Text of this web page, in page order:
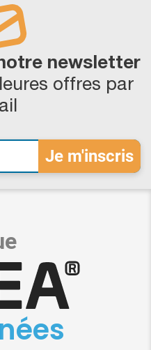
newsletter
offres par